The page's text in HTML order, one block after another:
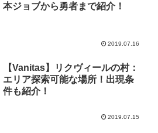
本ジョブから勇者まで紹介！
2019.07.16
【Vanitas】リクヴィールの村：
エリア探索可能な場所！出現条
件も紹介！
2019.07.15